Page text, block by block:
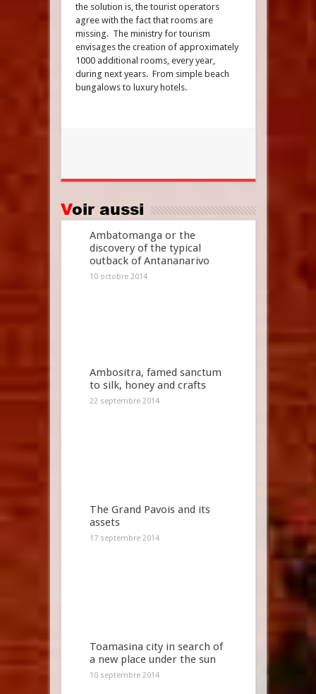
the solution is, the tourist operators
agree with the fact that rooms are
missing. The ministry for tourism
envisages the creation of approximately
1000 additional rooms, every year,
during next years. From simple beach
bungalows to luxury hotels.
Voir aussi
Ambatomanga or the
discovery of the typical
outback of Antananarivo
10 octobre 2014
Ambositra, famed sanctum
to silk, honey and crafts
22 septembre 2014
The Grand Pavois and its
assets
17 septembre 2014
Toamasina city in search of
a new place under the sun
10 septembre 2014